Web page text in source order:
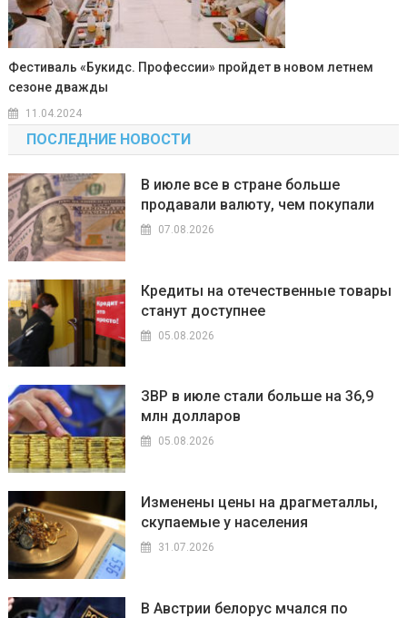
Фестиваль «Букидс. Профессии» пройдет в новом летнем
сезоне дважды
11.04.2024
ПОСЛЕДНИЕ НОВОСТИ
В июле все в стране больше
продавали валюту, чем покупали
07.08.2026
Кредиты на отечественные товары
станут доступнее
05.08.2026
ЗВР в июле стали больше на 36,9
млн долларов
05.08.2026
Изменены цены на драгметаллы,
скупаемые у населения
31.07.2026
В Австрии белорус мчался по